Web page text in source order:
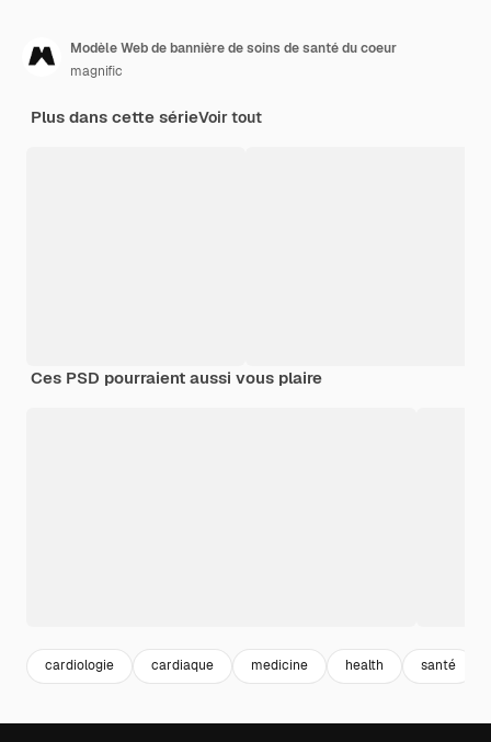
Modèle Web de bannière de soins de santé du coeur
magnific
Plus dans cette sérieVoir tout
Ces PSD pourraient aussi vous plaire
cardiologie cardiaque medicine health santé